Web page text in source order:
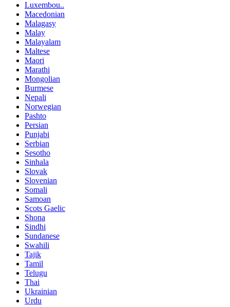
Luxembou..
Macedonian
Malagasy
Malay
Malayalam
Maltese
Maori
Marathi
Mongolian
Burmese
Nepali
Norwegian
Pashto
Persian
Punjabi
Serbian
Sesotho
Sinhala
Slovak
Slovenian
Somali
Samoan
Scots Gaelic
Shona
Sindhi
Sundanese
Swahili
Tajik
Tamil
Telugu
Thai
Ukrainian
Urdu